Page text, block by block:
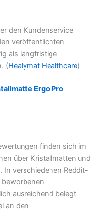
den Kundenservice
veröffentlichten
als langfristige
(Healymat Healthcare)
Ergo Pro
finden sich im
über Kristallmatten und
In verschiedenen Reddit-
ausreichend belegt
an den